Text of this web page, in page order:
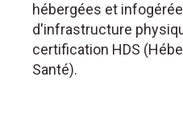
hébergées et
d'infrastructure
certification HDS
Santé).